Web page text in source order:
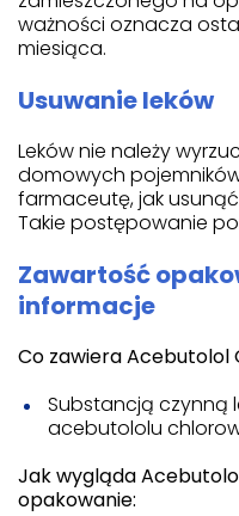
ważności oznacza
miesiąca.
Usuwanie leków
Leków nie należy
domowych
farmaceutę, jak usunąć
Takie postępowanie
Zawartość
informacje
Co zawiera Acebutolol
Substancją czynną
acebutololu
Jak wygląda
opakowanie: